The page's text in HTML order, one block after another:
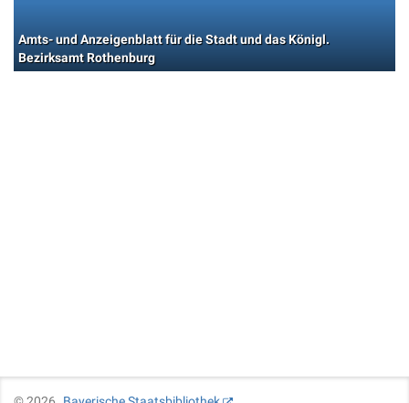
Amts- und Anzeigenblatt für die Stadt und das Königl.
Bezirksamt Rothenburg